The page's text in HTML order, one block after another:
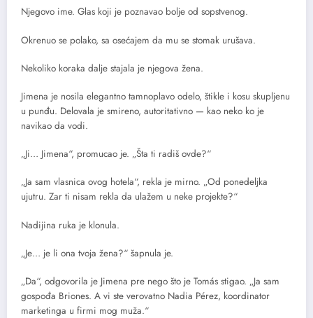
Njegovo ime. Glas koji je poznavao bolje od sopstvenog.
Okrenuo se polako, sa osećajem da mu se stomak urušava.
Nekoliko koraka dalje stajala je njegova žena.
Jimena je nosila elegantno tamnoplavo odelo, štikle i kosu skupljenu
u punđu. Delovala je smireno, autoritativno — kao neko ko je
navikao da vodi.
„Ji… Jimena“, promucao je. „Šta ti radiš ovde?“
„Ja sam vlasnica ovog hotela“, rekla je mirno. „Od ponedeljka
ujutru. Zar ti nisam rekla da ulažem u neke projekte?“
Nadijina ruka je klonula.
„Je… je li ona tvoja žena?“ šapnula je.
„Da“, odgovorila je Jimena pre nego što je Tomás stigao. „Ja sam
gospođa Briones. A vi ste verovatno Nadia Pérez, koordinator
marketinga u firmi mog muža.“